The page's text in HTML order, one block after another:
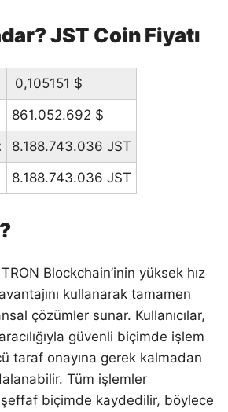
JST Coin Fiyatı
0,105151 $
861.052.692 $
8.188.743.036 JST
8.188.743.036 JST
Blockchain’inin yüksek hız
kullanarak tamamen
çözümler sunar. Kullanıcılar,
güvenli biçimde işlem
taraf onayına gerek kalmadan
Tüm işlemler
biçimde kaydedilir, böylece